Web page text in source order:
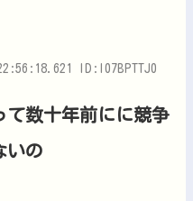
ID:l07BPTTJ0
て数十年前にに競争
いの